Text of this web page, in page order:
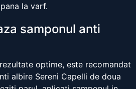
la varf.
samponul anti
optime, este recomandat
albire Sereni Capelli de doua